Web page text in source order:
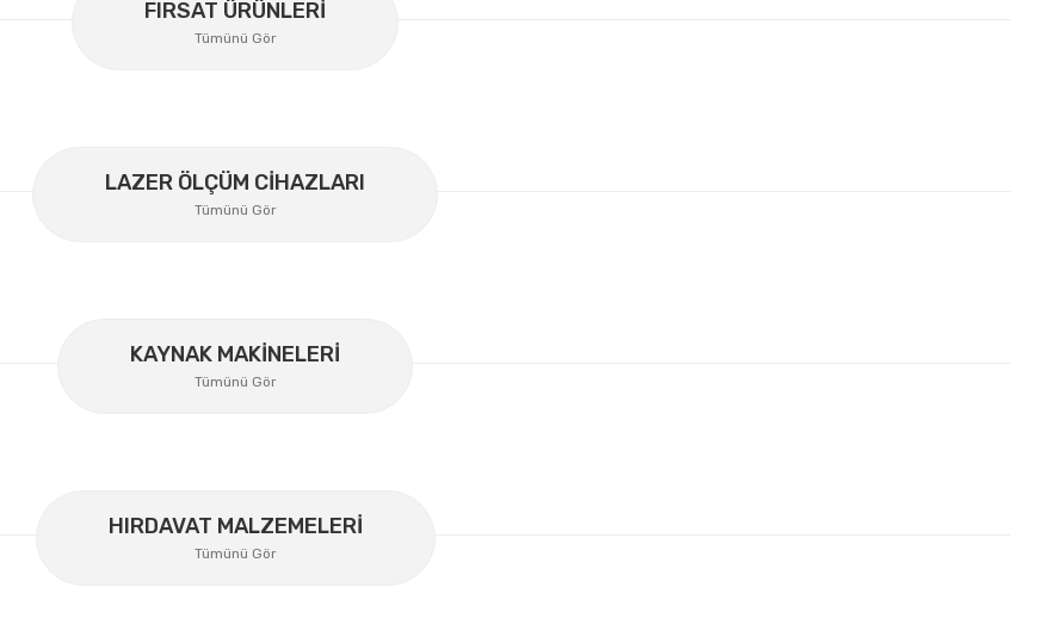
Gönder
FIRSAT ÜRÜNLERİ
Tümünü Gör
LAZER ÖLÇÜM CİHAZLARI
Tümünü Gör
KAYNAK MAKİNELERİ
Tümünü Gör
HIRDAVAT MALZEMELERİ
Tümünü Gör